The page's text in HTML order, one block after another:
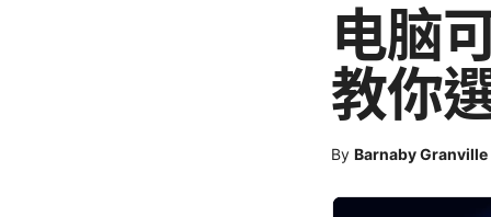
电脑
教你
By Barnaby Granville